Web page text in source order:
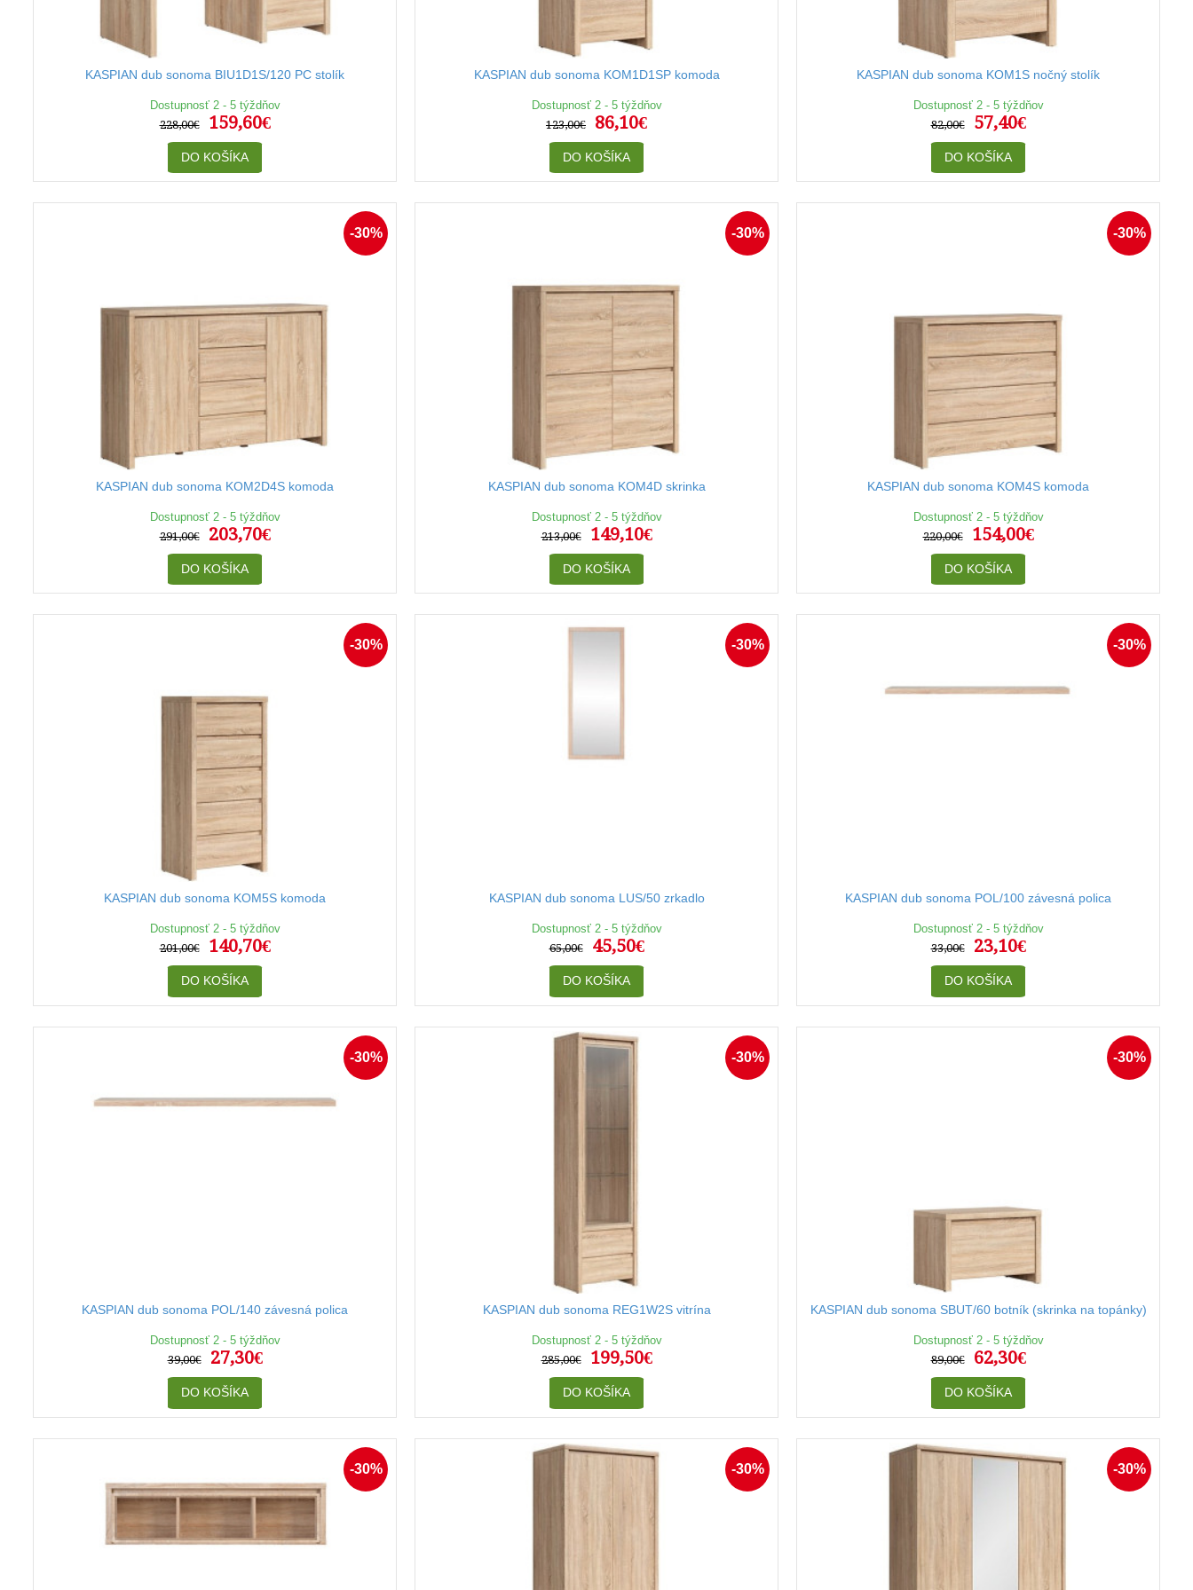
KASPIAN dub sonoma BIU1D1S/120 PC stolík
Dostupnosť 2 - 5 týždňov
228,00€
159,60€
DO KOŠÍKA
KASPIAN dub sonoma KOM1D1SP komoda
Dostupnosť 2 - 5 týždňov
123,00€
86,10€
DO KOŠÍKA
KASPIAN dub sonoma KOM1S nočný stolík
Dostupnosť 2 - 5 týždňov
82,00€
57,40€
DO KOŠÍKA
-30%
KASPIAN dub sonoma KOM2D4S komoda
Dostupnosť 2 - 5 týždňov
291,00€
203,70€
DO KOŠÍKA
-30%
KASPIAN dub sonoma KOM4D skrinka
Dostupnosť 2 - 5 týždňov
213,00€
149,10€
DO KOŠÍKA
-30%
KASPIAN dub sonoma KOM4S komoda
Dostupnosť 2 - 5 týždňov
220,00€
154,00€
DO KOŠÍKA
-30%
KASPIAN dub sonoma KOM5S komoda
Dostupnosť 2 - 5 týždňov
201,00€
140,70€
DO KOŠÍKA
-30%
KASPIAN dub sonoma LUS/50 zrkadlo
Dostupnosť 2 - 5 týždňov
65,00€
45,50€
DO KOŠÍKA
-30%
KASPIAN dub sonoma POL/100 závesná polica
Dostupnosť 2 - 5 týždňov
33,00€
23,10€
DO KOŠÍKA
-30%
KASPIAN dub sonoma POL/140 závesná polica
Dostupnosť 2 - 5 týždňov
39,00€
27,30€
DO KOŠÍKA
-30%
KASPIAN dub sonoma REG1W2S vitrína
Dostupnosť 2 - 5 týždňov
285,00€
199,50€
DO KOŠÍKA
-30%
KASPIAN dub sonoma SBUT/60 botník (skrinka na topánky)
Dostupnosť 2 - 5 týždňov
89,00€
62,30€
DO KOŠÍKA
-30% -30% -30%